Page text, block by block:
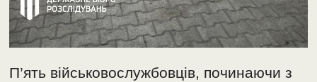
П’ять військовослужбовців, починаючи з